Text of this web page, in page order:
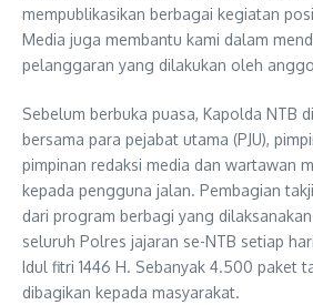
mempublikasikan berbagai kegiatan
Media juga membantu kami dalam
pelanggaran yang dilakukan oleh
Sebelum berbuka puasa, Kapolda NTB
bersama para pejabat utama (PJU),
pimpinan redaksi media dan wartawan
kepada pengguna jalan. Pembagian
dari program berbagi yang
seluruh Polres jajaran se-NTB setiap
Idul fitri 1446 H. Sebanyak 4.500 paket
dibagikan kepada masyarakat.